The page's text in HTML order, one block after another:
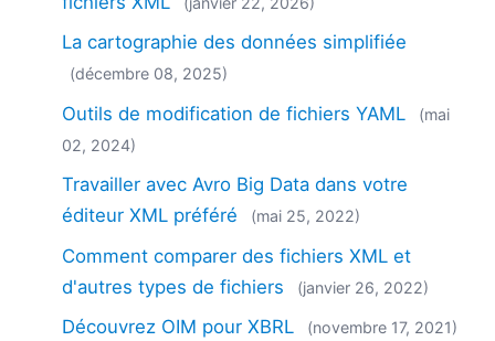
La cartographie des données simplifiée
(décembre 08, 2025)
Outils de modification de fichiers YAML
(mai
02, 2024)
Travailler avec Avro Big Data dans votre
éditeur XML préféré
(mai 25, 2022)
Comment comparer des fichiers XML et
d'autres types de fichiers
(janvier 26, 2022)
Découvrez OIM pour XBRL (novembre 17, 2021)